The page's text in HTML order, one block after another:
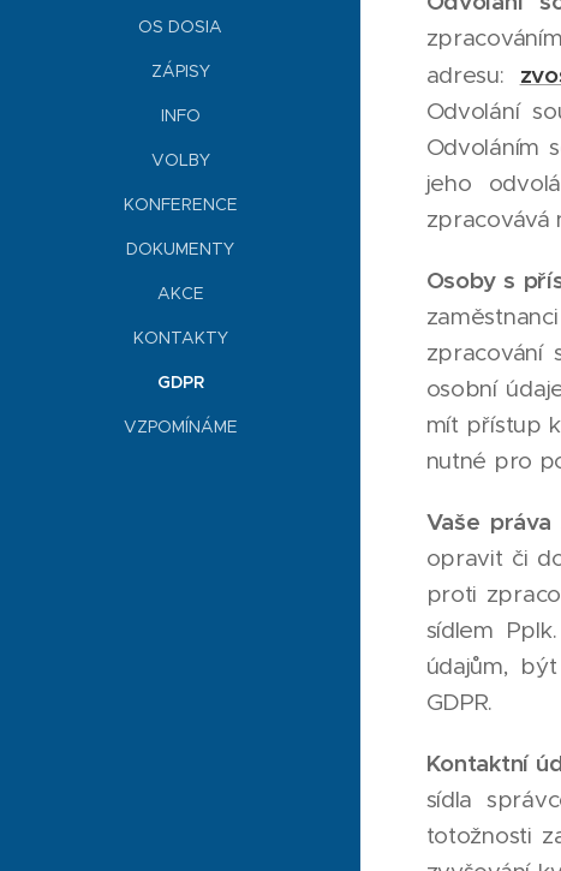
OS DOSIA
ZÁPISY
INFO
VOLBY
KONFERENCE
DOKUMENTY
AKCE
KONTAKTY
GDPR
VZPOMÍNÁME
adresu:
Odvolání
Odvoláním
jeho
zpracovává
Osoby s
zpracování
osobní
mít přístup
nutné pro
Vaše práva
opravit či
proti
sídlem
údajům,
GDPR.
Kontaktní
sídla
totožnosti